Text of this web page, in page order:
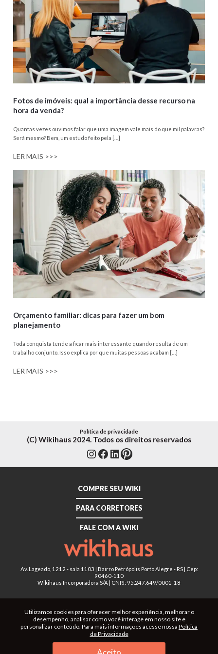
Fotos de imóveis: qual a importância desse recurso na
hora da venda?
Quantas vezes ouvimos falar que uma imagem vale mais do que mil palavras?
Será mesmo? Bem, um estudo feito pela […]
LER MAIS >>>
Orçamento familiar: dicas para fazer um bom
planejamento
Toda conquista tende a ficar mais interessante quando resulta de um
trabalho conjunto. Isso explica por que muitas pessoas acabam […]
LER MAIS >>>
Instagram
Facebook
LinkedIn
Pinterest
Política de privacidade
(C) Wikihaus 2024. Todos os direitos reservados
COMPRE SEU WIKI
PARA CORRETORES
FALE COM A WIKI
Av. Lageado, 1212 - sala 1103 | Bairro Petrópolis Porto Alegre - RS | Cep:
90460-110
Wikihaus Incorporadora S/A | CNPJ: 95.247.649/0001-18
Utilizamos cookies para oferecer melhor experiência, melhorar o
desempenho, analisar como você interage em nosso site e
personalizar conteúdo. Para mais informações acesse nossa Política
de Privacidade